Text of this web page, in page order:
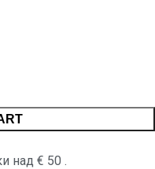
над € 50 .